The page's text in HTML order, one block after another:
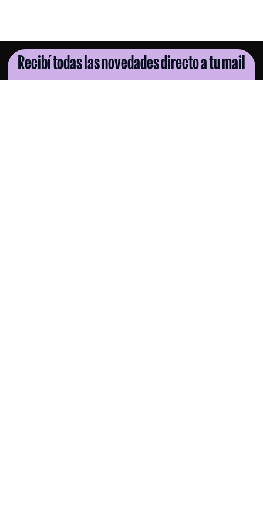
Recibí todas las novedades directo a tu mail